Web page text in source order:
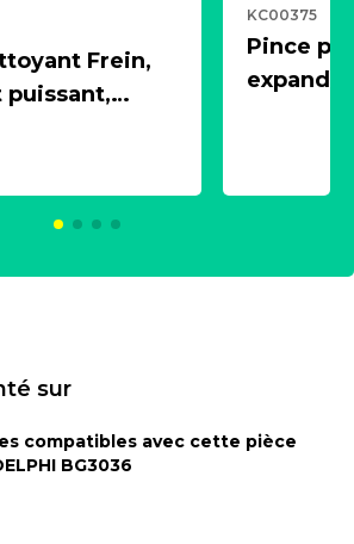
Frein,
puissant,
KC00375
Pince
sur
compatibles avec cette pièce
BG3036